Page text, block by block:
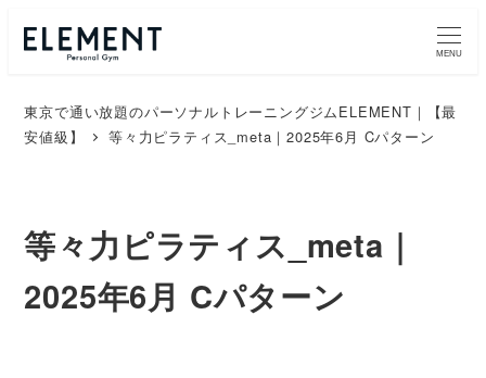
MENU
東京で通い放題のパーソナルトレーニングジムELEMENT｜【最
安値級】
等々力ピラティス_meta｜2025年6月 Cパターン
等々力ピラティス_meta｜
2025年6月 Cパターン